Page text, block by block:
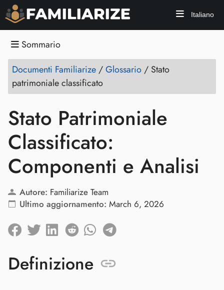
Italiano
Sommario
Documenti Familiarize /Glossario / Stato
patrimoniale classificato
Stato Patrimoniale
Classificato:
Componenti e Analisi
Autore: Familiarize Team
Ultimo aggiornamento: March 6, 2026
Definizione